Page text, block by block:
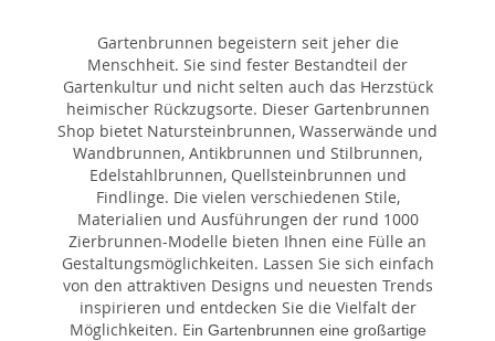
Gartenbrunnen begeistern seit jeher die
Menschheit. Sie sind fester Bestandteil der
Gartenkultur und nicht selten auch das Herzstück
heimischer Rückzugsorte. Dieser Gartenbrunnen
Shop bietet Natursteinbrunnen, Wasserwände und
Wandbrunnen, Antikbrunnen und Stilbrunnen,
Edelstahlbrunnen, Quellsteinbrunnen und
Findlinge. Die vielen verschiedenen Stile,
Materialien und Ausführungen der rund 1000
Zierbrunnen-Modelle bieten Ihnen eine Fülle an
Gestaltungsmöglichkeiten. Lassen Sie sich einfach
von den attraktiven Designs und neuesten Trends
inspirieren und entdecken Sie die Vielfalt der
Möglichkeiten. Ein Gartenbrunnen eine großartige